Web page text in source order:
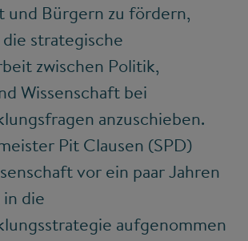
und Bürgern zu fördern,
strategische
zwischen Politik,
Wissenschaft bei
anzuschieben.
Pit Clausen (SPD)
vor ein paar Jahren
die
aufgenommen